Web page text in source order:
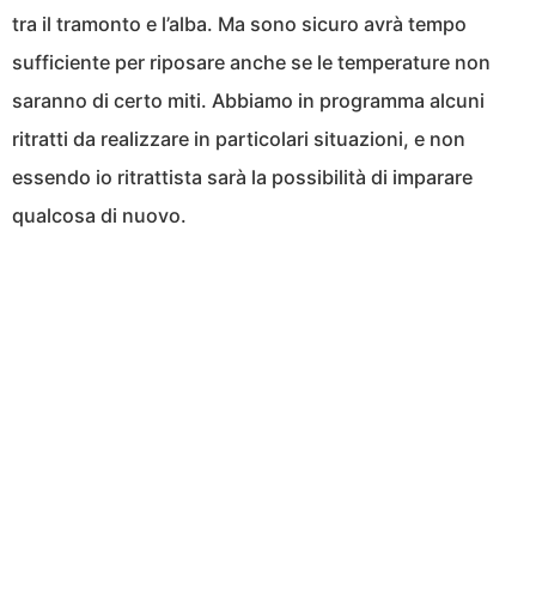
tra il tramonto e l’alba. Ma sono sicuro avrà tempo
sufficiente per riposare anche se le temperature non
saranno di certo miti. Abbiamo in programma alcuni
ritratti da realizzare in particolari situazioni, e non
essendo io ritrattista sarà la possibilità di imparare
qualcosa di nuovo.